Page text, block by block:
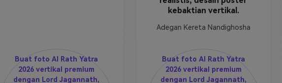
Buat foto AI Rath Yatra
2026 vertikal premium
dengan Lord Jagannath,
kebaktian vertikal.
Adegan Kereta Nandighosha
Buat foto AI Rath Yatra
2026 vertikal premium
dengan Lord Jagannath,